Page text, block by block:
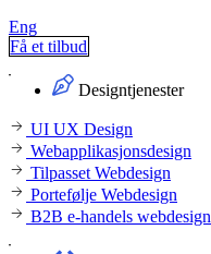
Eng
Få et tilbud
Designtjenester
UI UX Design
Webapplikasjonsdesign
Tilpasset Webdesign
Portefølje Webdesign
B2B e-handels webdesign